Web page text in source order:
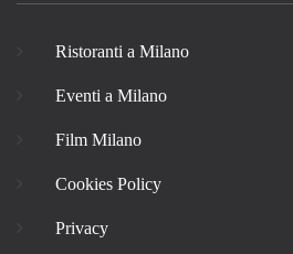
Ristoranti a Milano
Eventi a Milano
Film Milano
Cookies Policy
Privacy